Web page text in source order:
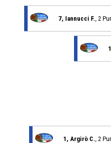
7, Iannucci F. , 2
1, Argirò C. , 2